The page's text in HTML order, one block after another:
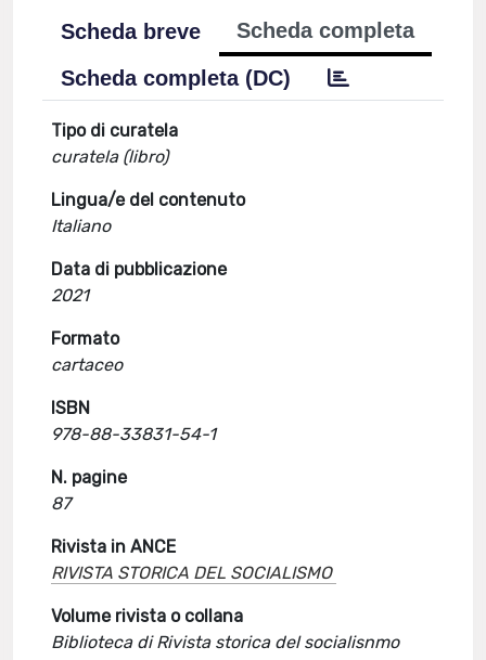
Scheda breve
Scheda completa
Scheda completa (DC)
Tipo di curatela
curatela (libro)
Lingua/e del contenuto
Italiano
Data di pubblicazione
2021
Formato
cartaceo
ISBN
978-88-33831-54-1
N. pagine
87
Rivista in ANCE
RIVISTA STORICA DEL SOCIALISMO
Volume rivista o collana
Biblioteca di Rivista storica del socialisnmo